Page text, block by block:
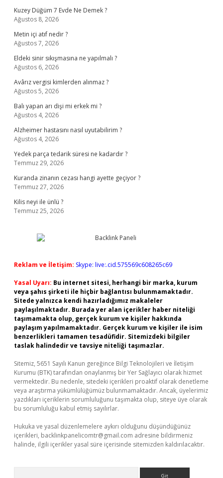
Kuzey Düğüm 7 Evde Ne Demek ?
Ağustos 8, 2026
Metin içi atıf nedir ?
Ağustos 7, 2026
Eldeki sinir sıkışmasına ne yapılmalı ?
Ağustos 6, 2026
Avârız vergisi kimlerden alınmaz ?
Ağustos 5, 2026
Balı yapan arı dişi mi erkek mi ?
Ağustos 4, 2026
Alzheimer hastasını nasıl uyutabilirim ?
Ağustos 4, 2026
Yedek parça tedarik süresi ne kadardır ?
Temmuz 29, 2026
Kuranda zinanın cezası hangi ayette geçiyor ?
Temmuz 27, 2026
Kilis neyi ile ünlü ?
Temmuz 25, 2026
Reklam ve İletişim: Skype: live:.cid.575569c608265c69
Yasal Uyarı: Bu internet sitesi, herhangi bir marka, kurum
veya şahıs şirketi ile hiçbir bağlantısı bulunmamaktadır.
Sitede yalnızca kendi hazırladığımız makaleler
paylaşılmaktadır. Burada yer alan içerikler haber niteliği
taşımamakta olup, gerçek kurum ve kişiler hakkında
paylaşım yapılmamaktadır. Gerçek kurum ve kişiler ile isim
benzerlikleri tamamen tesadüfidir. Sitemizdeki bilgiler
taslak halindedir ve tavsiye niteliği taşımazlar.
Sitemiz, 5651 Sayılı Kanun gereğince Bilgi Teknolojileri ve İletişim
Kurumu (BTK) tarafından onaylanmış bir Yer Sağlayıcı olarak hizmet
vermektedir. Bu nedenle, sitedeki içerikleri proaktif olarak denetleme
veya araştırma yükümlülüğümüz bulunmamaktadır. Ancak, üyelerimiz
yazdıkları içeriklerin sorumluluğunu taşımakta olup, siteye üye olarak
bu sorumluluğu kabul etmiş sayılırlar.
Hukuka ve yasal düzenlemelere aykırı olduğunu düşündüğünüz
içerikleri, backlinkpanelicomtr@gmail.com adresine bildirmeniz
halinde, ilgili içerikler yasal süre içerisinde sitemizden kaldırılacaktır.